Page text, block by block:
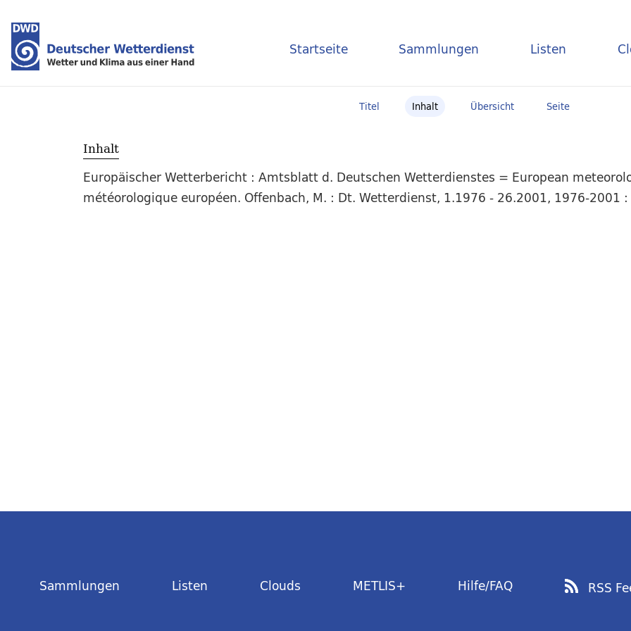
Startseite Sammlungen Listen
Titel Inhalt Übersicht Seite
Inhalt
Europäischer Wetterbericht : Amtsblatt d. Deutschen Wetterdienstes = European
météorologique européen. Offenbach, M. : Dt. Wetterdienst, 1.1976 - 26.2001, 1976-2001
Sammlungen Listen Clouds METLIS+ Hilfe/FAQ RSS